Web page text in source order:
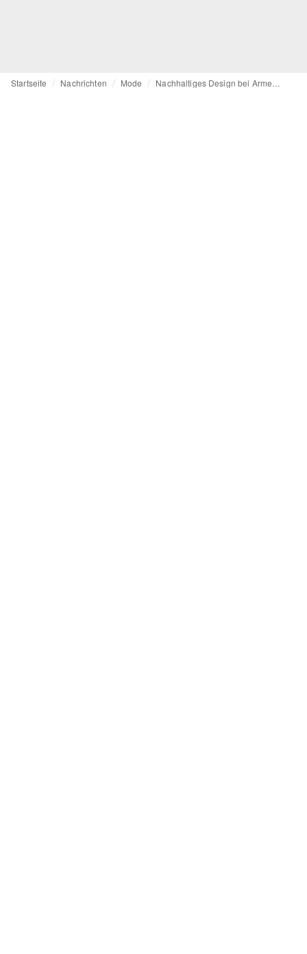
Startseite Nachrichten Mode